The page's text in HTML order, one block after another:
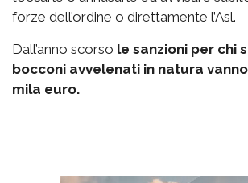
forze dell’ordine o direttamente l’Asl.
Dall’anno scorso le sanzioni per chi
bocconi avvelenati in natura
mila euro.